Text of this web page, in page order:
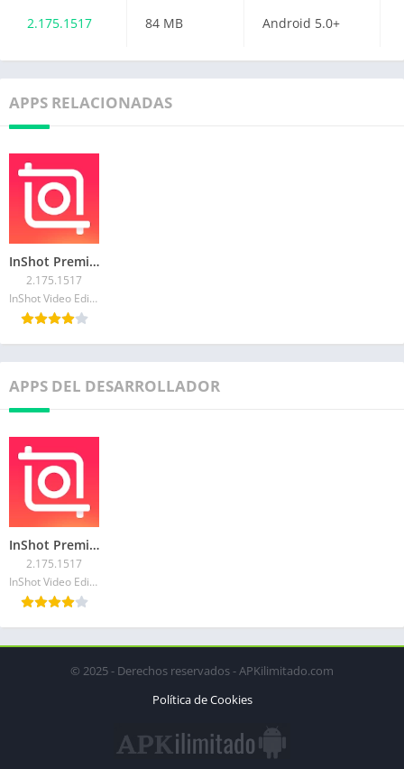
2.175.1517 84 MB Android 5.0+
APPS RELACIONADAS
InShot Premium
2.175.1517
InShot Video Editor
APPS DEL DESARROLLADOR
InShot Premium
2.175.1517
InShot Video Editor
© 2025 - Derechos reservados - APKilimitado.com
Política de Cookies